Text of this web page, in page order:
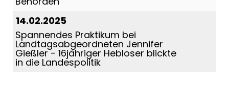
14.02.2025
Spannendes Praktikum bei
Landtagsabgeordneten Jennifer
Gießler - 16jähriger Hebloser blickte
in die Landespolitik